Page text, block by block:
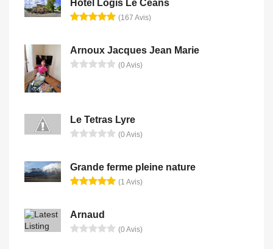
Hôtel Logis Le Céans
(167 Avis)
Arnoux Jacques Jean Marie
(0 Avis)
Le Tetras Lyre
(0 Avis)
Grande ferme pleine nature
(1 Avis)
Arnaud
(0 Avis)